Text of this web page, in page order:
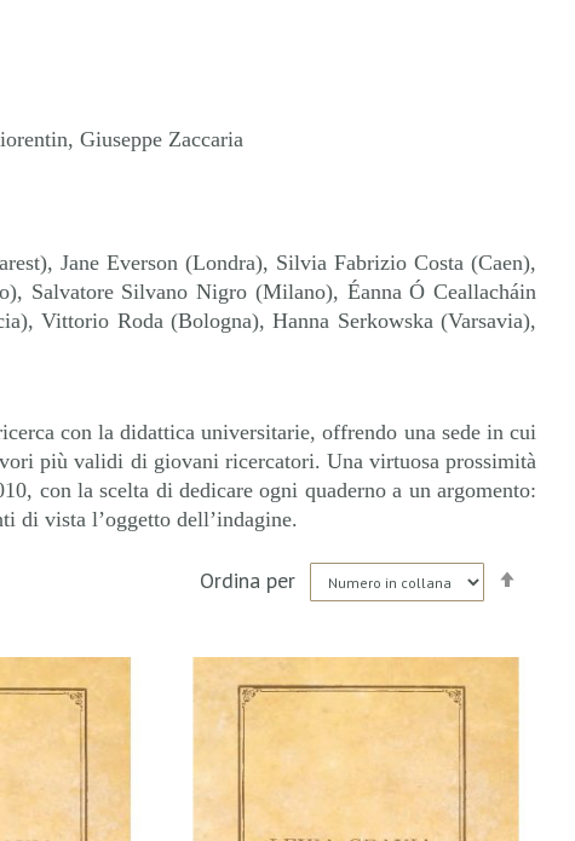
Giuseppe Zaccaria
Jane Everson (Londra), Silvia Fabrizio Costa (Caen),
Salvatore Silvano Nigro (Milano), Éanna Ó Ceallacháin
Vittorio Roda (Bologna), Hanna Serkowska (Varsavia),
con la didattica universitarie, offrendo una sede in cui
più validi di giovani ricercatori. Una virtuosa prossimità
con la scelta di dedicare ogni quaderno a un argomento:
di vista l’oggetto dell’indagine.
Ordina per